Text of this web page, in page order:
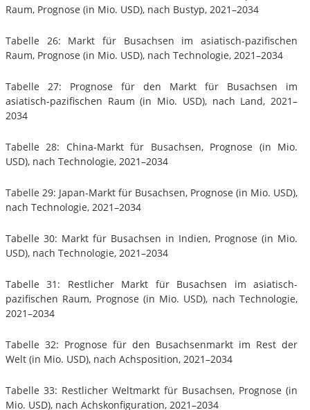
Raum, Prognose (in Mio. USD), nach Bustyp, 2021–2034
Tabelle 26: Markt für Busachsen im asiatisch-pazifischen
Raum, Prognose (in Mio. USD), nach Technologie, 2021–2034
Tabelle 27: Prognose für den Markt für Busachsen im
asiatisch-pazifischen Raum (in Mio. USD), nach Land, 2021–
2034
Tabelle 28: China-Markt für Busachsen, Prognose (in Mio.
USD), nach Technologie, 2021–2034
Tabelle 29: Japan-Markt für Busachsen, Prognose (in Mio. USD),
nach Technologie, 2021–2034
Tabelle 30: Markt für Busachsen in Indien, Prognose (in Mio.
USD), nach Technologie, 2021–2034
Tabelle 31: Restlicher Markt für Busachsen im asiatisch-
pazifischen Raum, Prognose (in Mio. USD), nach Technologie,
2021–2034
Tabelle 32: Prognose für den Busachsenmarkt im Rest der
Welt (in Mio. USD), nach Achsposition, 2021–2034
Tabelle 33: Restlicher Weltmarkt für Busachsen, Prognose (in
Mio. USD), nach Achskonfiguration, 2021–2034